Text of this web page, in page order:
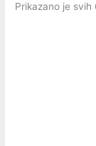
Prikazano je svih